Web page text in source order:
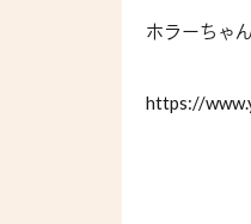
ホラーちゃ
https://